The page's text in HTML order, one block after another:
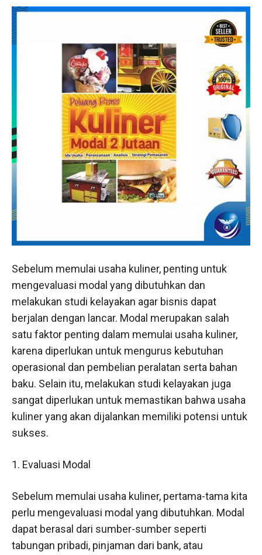
Sebelum memulai usaha kuliner, penting untuk
mengevaluasi modal yang dibutuhkan dan
melakukan studi kelayakan agar bisnis dapat
berjalan dengan lancar. Modal merupakan salah
satu faktor penting dalam memulai usaha kuliner,
karena diperlukan untuk mengurus kebutuhan
operasional dan pembelian peralatan serta bahan
baku. Selain itu, melakukan studi kelayakan juga
sangat diperlukan untuk memastikan bahwa usaha
kuliner yang akan dijalankan memiliki potensi untuk
sukses.
1. Evaluasi Modal
Sebelum memulai usaha kuliner, pertama-tama kita
perlu mengevaluasi modal yang dibutuhkan. Modal
dapat berasal dari sumber-sumber seperti
tabungan pribadi, pinjaman dari bank, atau